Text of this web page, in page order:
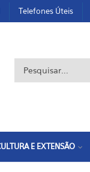
Telefones Úteis
E EXTENSÃO